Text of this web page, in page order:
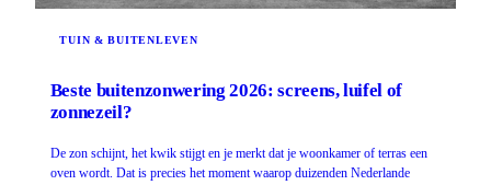
TUIN & BUITENLEVEN
Beste buitenzonwering 2026: screens, luifel of
zonnezeil?
De zon schijnt, het kwik stijgt en je merkt dat je woonkamer of terras een
oven wordt. Dat is precies het moment waarop duizenden Nederlande